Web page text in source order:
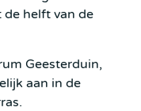
de helft van de
Geesterduin,
aan in de